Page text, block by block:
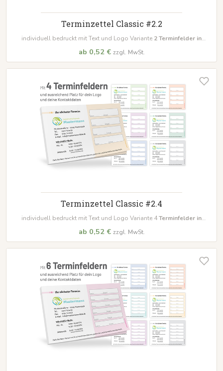
Terminzettel Classic #2.2
individuell bedruckt mit Text und Logo Variante 2Terminfelder in
ab 0,52 € zzgl. MwSt.
Terminzettel Classic #2.4
individuell bedruckt mit Text und Logo Variante 4Terminfelder in
ab 0,52 € zzgl. MwSt.